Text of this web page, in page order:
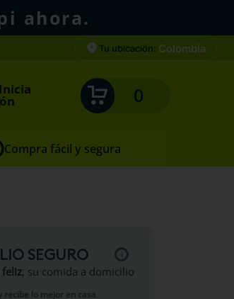
ahora.
Tu ubicación: Colombia
0
Compra fácil y segura
SEGURO
feliz, su comida a domicilio
recibe lo mejor en casa